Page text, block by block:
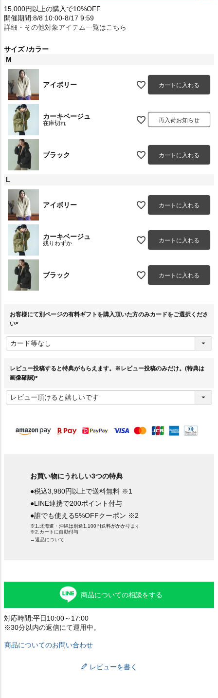
15,000円以上の購入で10%OFF
開催期間:8/8 10:00-8/17 9:59
詳細・その他対象アイテム一覧はこちら
サイズ カラー
M
アイボリー カートに入れる
カーキベージュ
在庫切れ 再入荷お知らせ
ブラック カートに入れる
L
アイボリー カートに入れる
カーキベージュ
残りわずか カートに入れる
ブラック カートに入れる
お客様にて別ページの有料ギフトを購入頂いた方のみカードをご選択くださ
い
必
須
レビュー投稿すると特典がもらえます。※レビュー投稿のみだけ。(特典は
画像確認)
必
須
お買い物にうれしい3つの特典
●税込3,980円以上で送料無料 ※1
●LINE連携で200ポイント付与
●誰でも使える5%OFFクーポン ※2
※1.北海道・沖縄は別途1,100円送料がかかります
※2.カートに自動付与
→返品について
商品についての相談をする
対応時間:平日10:00～17:00
※30分以内の返信にて運用中。
商品についてのお問い合わせ
レビューを書く